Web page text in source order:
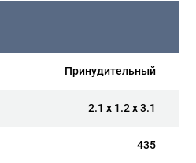
Принудительный
2.1 x 1.2 x 3.1
435